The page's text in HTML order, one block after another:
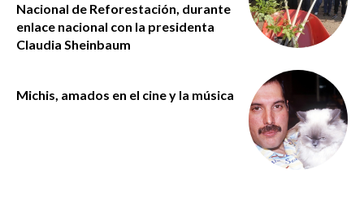
Nacional de Reforestación, durante
enlace nacional con la presidenta
Claudia Sheinbaum
Michis, amados en el cine y la música